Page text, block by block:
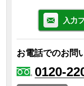
入力
お電話でのお問
0120-